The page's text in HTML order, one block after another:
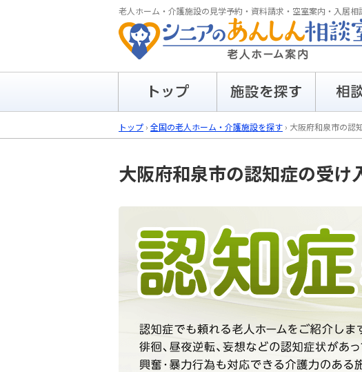
老人ホーム・介護施設の見学予約・資料請求・空室案内・入居相
トップ › 全国の老人ホーム・介護施設を探す › 大阪府和泉市の認
大阪府和泉市の認知症の受け